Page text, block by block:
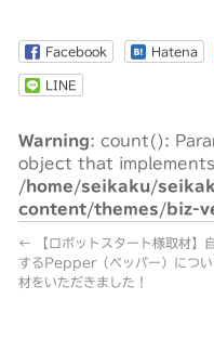
Facebook Hatena
LINE
Warning: count():
object that
/home/seikaku/
content/themes/biz-
←
【ロボットスタート様取材】
するPepper（ペッパー）につ
材をいただきました！